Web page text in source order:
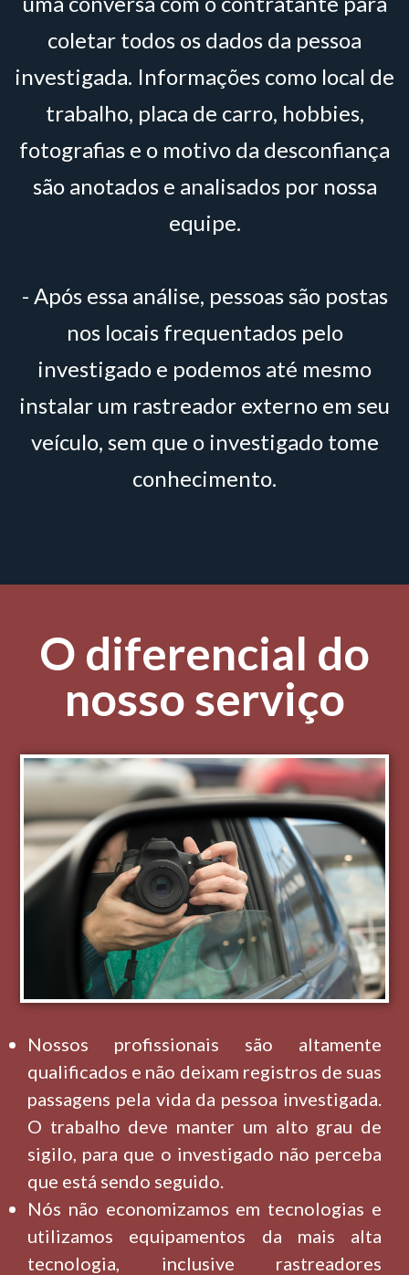
coletar todos os dados da pessoa
investigada. Informações como local de
trabalho, placa de carro, hobbies,
fotografias e o motivo da desconfiança
são anotados e analisados por nossa
equipe.
- Após essa análise, pessoas são postas
nos locais frequentados pelo
investigado e podemos até mesmo
instalar um rastreador externo em seu
veículo, sem que o investigado tome
conhecimento.
O diferencial do
nosso serviço
Nossos profissionais são altamente
qualificados e não deixam registros de suas
passagens pela vida da pessoa investigada.
O trabalho deve manter um alto grau de
sigilo, para que o investigado não perceba
que está sendo seguido.
Nós não economizamos em tecnologias e
utilizamos equipamentos da mais alta
tecnologia, inclusive rastreadores